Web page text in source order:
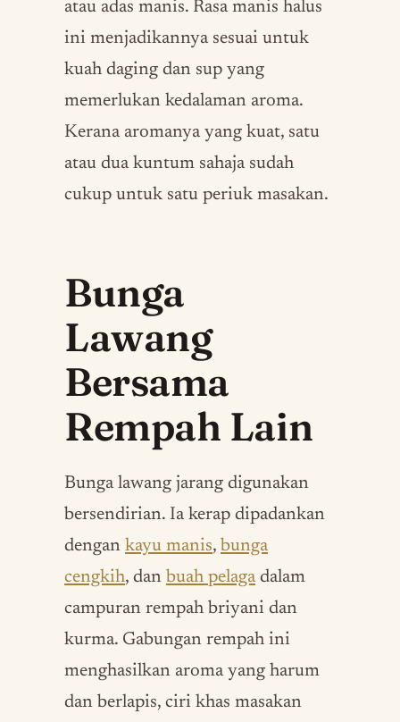
atau adas manis. Rasa manis halus
ini menjadikannya sesuai untuk
kuah daging dan sup yang
memerlukan kedalaman aroma.
Kerana aromanya yang kuat, satu
atau dua kuntum sahaja sudah
cukup untuk satu periuk masakan.
Bunga
Lawang
Bersama
Rempah Lain
Bunga lawang jarang digunakan
bersendirian. Ia kerap dipadankan
dengan kayu manis, bunga
cengkih, dan buah pelagadalam
campuran rempah briyani dan
kurma. Gabungan rempah ini
menghasilkan aroma yang harum
dan berlapis, ciri khas masakan